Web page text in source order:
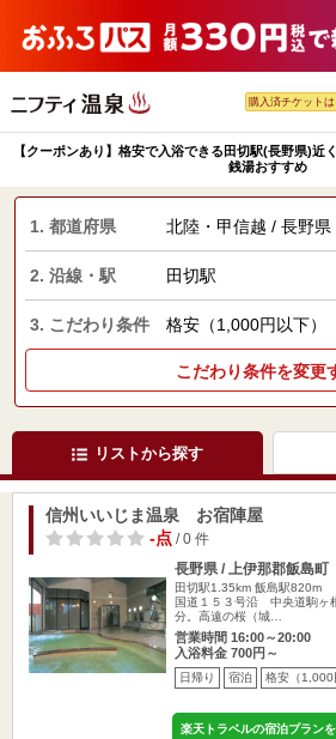
購入済チケット
【クーポンあり】格安で入浴できる田切駅(長野県)近
銭湯おすすめ
1. 都道府県 北陸・甲信越 / 長野県
2. 沿線・駅 田切駅
3. こだわり条件 格安（1,000円以下）
こだわり条件を変更
リストから探す
信州いいじま温泉 お宿陣屋
-点/ 0 件
長野県 / 上伊那郡飯島町
田切駅1.35km 飯島駅820m
国道１５３号沿 中央道駒ヶ
分。高遠の桜（城…
営業時間 16:00～20:00
入浴料金 700円～
日帰り 宿泊 格安（1,000
楽天トラベルの宿泊プラン